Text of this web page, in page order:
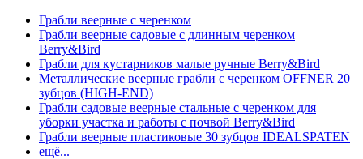
Грабли веерные с черенком
Грабли веерные садовые с длинным черенком
Berry&Bird
Грабли для кустарников малые ручные Berry&Bird
Металлические веерные грабли с черенком OFFNER 20
зубцов (HIGH-END)
Грабли садовые веерные стальные с черенком для
уборки участка и работы с почвой Berry&Bird
Грабли веерные пластиковые 30 зубцов IDEALSPATEN
ещё...